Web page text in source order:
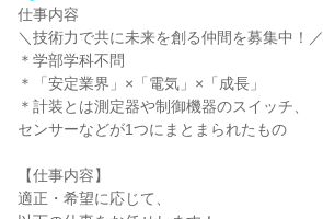
仕事内容
＼技術力で共に未来を創る仲間を募集中！／
＊学部学科不問
＊「安定業界」×「電気」×「成長」
＊計装とは測定器や制御機器のスイッチ、
センサーなどが1つにまとまられたもの
【仕事内容】
適正・希望に応じて、